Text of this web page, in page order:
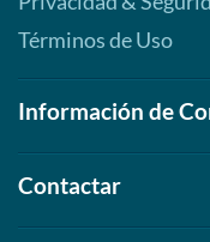
Términos de Uso
Información de
Contactar